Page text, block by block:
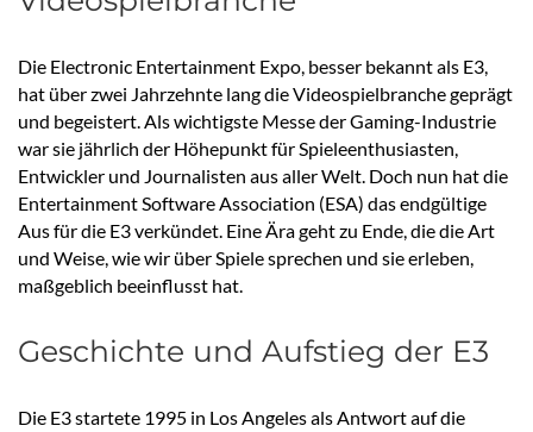
Die Electronic Entertainment Expo, besser bekannt als E3,
hat über zwei Jahrzehnte lang die Videospielbranche geprägt
und begeistert. Als wichtigste Messe der Gaming-Industrie
war sie jährlich der Höhepunkt für Spieleenthusiasten,
Entwickler und Journalisten aus aller Welt. Doch nun hat die
Entertainment Software Association (ESA) das endgültige
Aus für die E3 verkündet. Eine Ära geht zu Ende, die die Art
und Weise, wie wir über Spiele sprechen und sie erleben,
maßgeblich beeinflusst hat.
Geschichte und Aufstieg der E3
Die E3 startete 1995 in Los Angeles als Antwort auf die